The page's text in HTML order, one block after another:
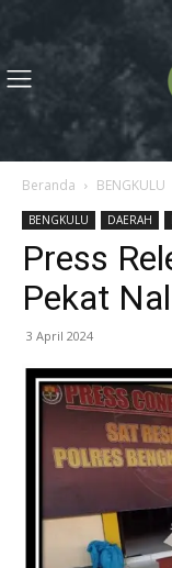
Beranda BENGKULU
BENGKULU DAERAH
Press
Pekat
3 April 2024